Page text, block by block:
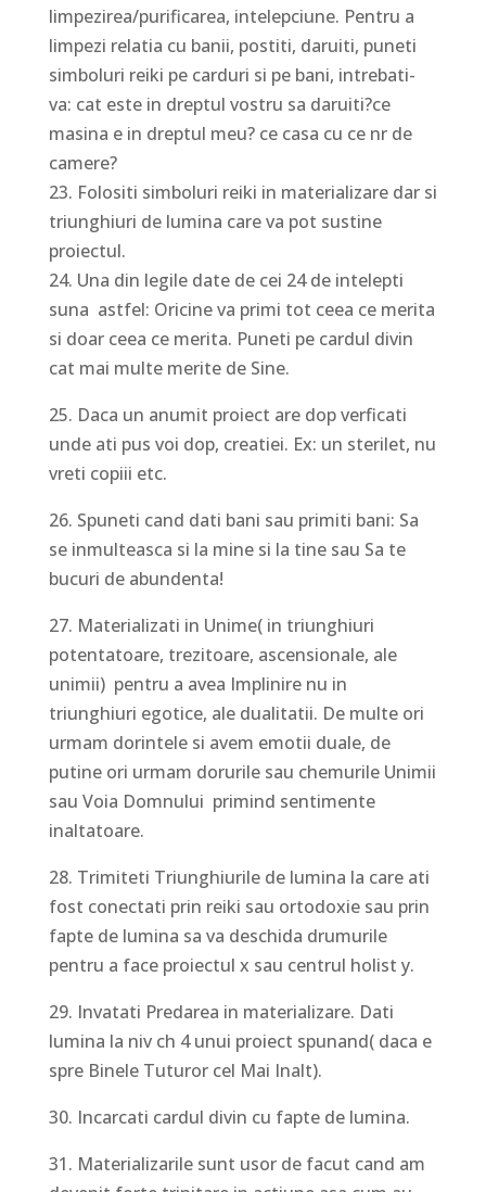
limpezirea/purificarea, intelepciune. Pentru a
limpezi relatia cu banii, postiti, daruiti, puneti
simboluri reiki pe carduri si pe bani, intrebati-
va: cat este in dreptul vostru sa daruiti?ce
masina e in dreptul meu? ce casa cu ce nr de
camere?
23. Folositi simboluri reiki in materializare dar si
triunghiuri de lumina care va pot sustine
proiectul.
24. Una din legile date de cei 24 de intelepti
suna astfel: Oricine va primi tot ceea ce merita
si doar ceea ce merita. Puneti pe cardul divin
cat mai multe merite de Sine.
25. Daca un anumit proiect are dop verficati
unde ati pus voi dop, creatiei. Ex: un sterilet, nu
vreti copiii etc.
26. Spuneti cand dati bani sau primiti bani: Sa
se inmulteasca si la mine si la tine sau Sa te
bucuri de abundenta!
27. Materializati in Unime( in triunghiuri
potentatoare, trezitoare, ascensionale, ale
unimii) pentru a avea Implinire nu in
triunghiuri egotice, ale dualitatii. De multe ori
urmam dorintele si avem emotii duale, de
putine ori urmam dorurile sau chemurile Unimii
sau Voia Domnului primind sentimente
inaltatoare.
28. Trimiteti Triunghiurile de lumina la care ati
fost conectati prin reiki sau ortodoxie sau prin
fapte de lumina sa va deschida drumurile
pentru a face proiectul x sau centrul holist y.
29. Invatati Predarea in materializare. Dati
lumina la niv ch 4 unui proiect spunand( daca e
spre Binele Tuturor cel Mai Inalt).
30. Incarcati cardul divin cu fapte de lumina.
31. Materializarile sunt usor de facut cand am